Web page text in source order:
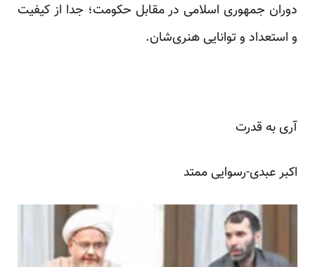
دوران جمهوری اسلامی در مقابل حکومت؛ جدا از کیفیت
و استعداد و توانایی هنری‌شان.
آری به قدرت
اکبر عبدی-رسوایی ممتد